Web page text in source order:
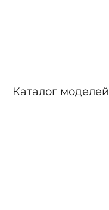
Каталог моделей